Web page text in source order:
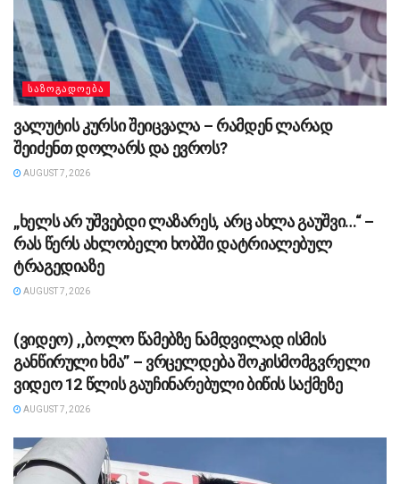
ᲡᲐᲖᲝᲒᲐᲓᲝᲔᲑᲐ
ვალუტის კურსი შეიცვალა – რამდენ ლარად
შეიძენთ დოლარს და ევროს?
AUGUST 7, 2026
„ხელს არ უშვებდი ლაზარეს, არც ახლა გაუშვი…“ –
რას წერს ახლობელი ხობში დატრიალებულ
ტრაგედიაზე
AUGUST 7, 2026
(ვიდეო) ,,ბოლო წამებზე ნამდვილად ისმის
განწირული ხმა” – ვრცელდება შოკისმომგვრელი
ვიდეო 12 წლის გაუჩინარებული ბიწის საქმეზე
AUGUST 7, 2026